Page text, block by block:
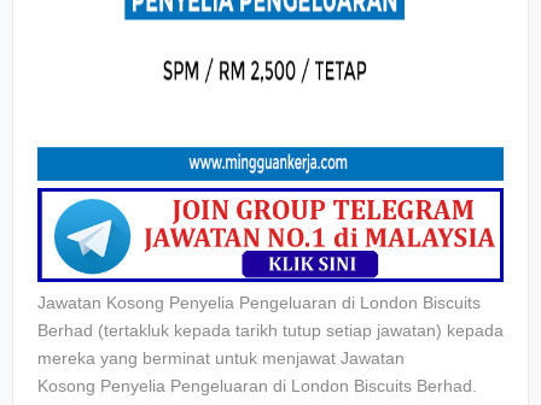
Jawatan Kosong Penyelia Pengeluaran di London Biscuits
Berhad (tertakluk kepada tarikh tutup setiap jawatan) kepada
mereka yang berminat untuk menjawat Jawatan
Kosong Penyelia Pengeluaran di London Biscuits Berhad.